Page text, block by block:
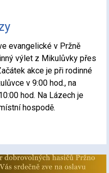
evangelické v Pržně
výlet z Mikulůvky přes
akce je při rodinné
v 9:00 hod., na
hod. Na Lázech je
hospodě.